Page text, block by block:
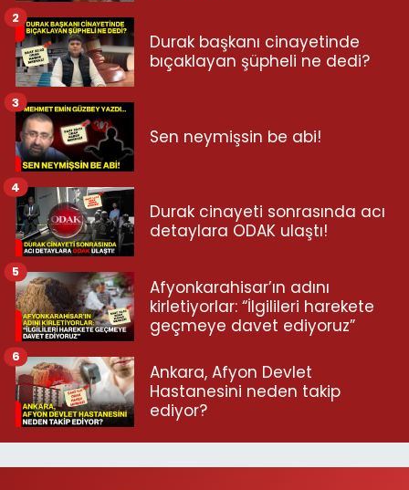
Durak başkanı cinayetinde
bıçaklayan şüpheli ne dedi?
2
Sen neymişsin be abi!
3
Durak cinayeti sonrasında acı
detaylara ODAK ulaştı!
4
Afyonkarahisar’ın adını
kirletiyorlar: “İlgilileri harekete
geçmeye davet ediyoruz”
5
Ankara, Afyon Devlet
Hastanesini neden takip
ediyor?
6